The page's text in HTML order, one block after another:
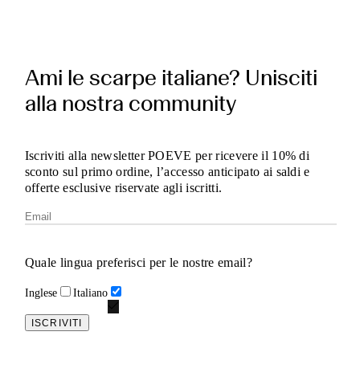
Ami le scarpe italiane? Unisciti
alla nostra community
Iscriviti alla newsletter POEVE per ricevere il 10% di
sconto sul primo ordine, l’accesso anticipato ai saldi e
offerte esclusive riservate agli iscritti.
Quale lingua preferisci per le nostre email?
Inglese Italiano
ISCRIVITI